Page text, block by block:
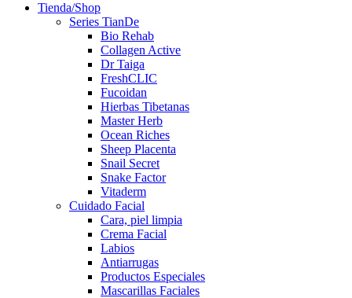
Tienda/Shop
Series TianDe
Bio Rehab
Collagen Active
Dr Taiga
FreshCLIC
Fucoidan
Hierbas Tibetanas
Master Herb
Ocean Riches
Sheep Placenta
Snail Secret
Snake Factor
Vitaderm
Cuidado Facial
Cara, piel limpia
Crema Facial
Labios
Antiarrugas
Productos Especiales
Mascarillas Faciales